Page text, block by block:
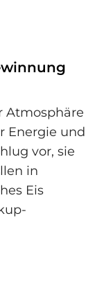
Atmosphäre
Energie und
vor, sie
in
Eis